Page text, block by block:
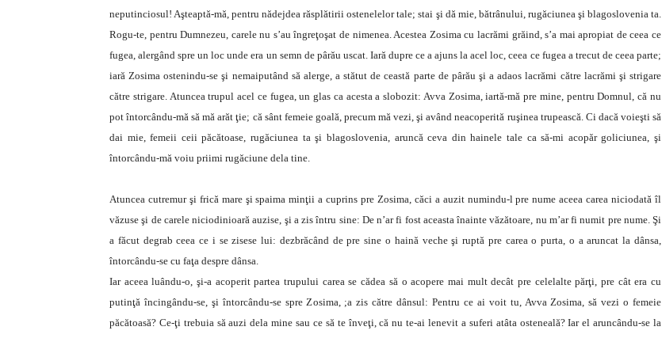
neputinciosul! Aşteaptă-mă, pentru nădejdea răsplătirii ostenelelor tale; stai şi dă mie, bătrânului, rugăciunea şi blagoslovenia ta.
Rogu-te, pentru Dumnezeu, carele nu s’au îngreţoşat de nimenea. Acestea Zosima cu lacrămi grăind, s’a mai apropiat de ceea ce
fugea, alergând spre un loc unde era un semn de pârău uscat. Iară dupre ce a ajuns la acel loc, ceea ce fugea a trecut de ceea parte;
iară Zosima ostenindu-se şi nemaiputând să alerge, a stătut de ceastă parte de pârău şi a adaos lacrămi către lacrămi şi strigare
către strigare. Atuncea trupul acel ce fugea, un glas ca acesta a slobozit: Avva Zosima, iartă-mă pre mine, pentru Domnul, că nu
pot întorcându-mă să mă arăt ţie; că sânt femeie goală, precum mă vezi, şi având neacoperită ruşinea trupească. Ci dacă voieşti să
dai mie, femeii ceii păcătoase, rugăciunea ta şi blagoslovenia, aruncă ceva din hainele tale ca să-mi acopăr goliciunea, şi
întorcându-mă voiu priimi rugăciune dela tine.
Atuncea cutremur şi frică mare şi spaima minţii a cuprins pre Zosima, căci a auzit numindu-l pre nume aceea carea niciodată îl
văzuse şi de carele niciodinioară auzise, şi a zis întru sine: De n’ar fi fost aceasta înainte văzătoare, nu m’ar fi numit pre nume. Şi
a făcut degrab ceea ce i se zisese lui: dezbrăcând de pre sine o haină veche şi ruptă pre carea o purta, o a aruncat la dânsa,
întorcându-se cu faţa despre dânsa.
Iar aceea luându-o, şi-a acoperit partea trupului carea se cădea să o acopere mai mult decât pre celelalte părţi, pre cât era cu
putinţă încingându-se, şi întorcându-se spre Zosima, ;a zis către dânsul: Pentru ce ai voit tu, Avva Zosima, să vezi o femeie
păcătoasă? Ce-ţi trebuia să auzi dela mine sau ce să te înveţi, că nu te-ai lenevit a suferi atâta osteneală? Iar el aruncându-se la